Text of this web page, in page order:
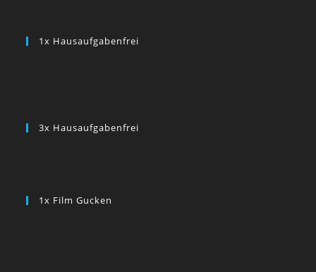
1x Hausaufgabenfrei
3x Hausaufgabenfrei
1x Film Gucken